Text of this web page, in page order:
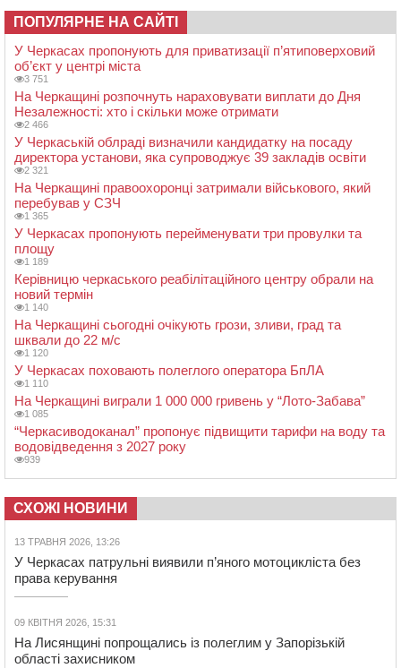
ПОПУЛЯРНЕ НА САЙТІ
У Черкасах пропонують для приватизації п’ятиповерховий
об’єкт у центрі міста
3 751
На Черкащині розпочнуть нараховувати виплати до Дня
Незалежності: хто і скільки може отримати
2 466
У Черкаській облраді визначили кандидатку на посаду
директора установи, яка супроводжує 39 закладів освіти
2 321
На Черкащині правоохоронці затримали військового, який
перебував у СЗЧ
1 365
У Черкасах пропонують перейменувати три провулки та
площу
1 189
Керівницю черкаського реабілітаційного центру обрали на
новий термін
1 140
На Черкащині сьогодні очікують грози, зливи, град та
шквали до 22 м/с
1 120
У Черкасах поховають полеглого оператора БпЛА
1 110
На Черкащині виграли 1 000 000 гривень у “Лото-Забава”
1 085
“Черкасиводоканал” пропонує підвищити тарифи на воду та
водовідведення з 2027 року
939
СХОЖІ НОВИНИ
13 ТРАВНЯ 2026, 13:26
У Черкасах патрульні виявили п’яного мотоцикліста без
права керування
09 КВІТНЯ 2026, 15:31
На Лисянщині попрощались із полеглим у Запорізькій
області захисником